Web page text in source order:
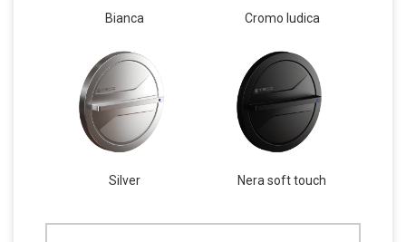
Bianca Cromo ludica
Silver Nera soft touch